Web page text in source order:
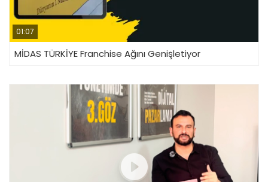
01:07
MİDAS TÜRKİYE Franchise Ağını Genişletiyor